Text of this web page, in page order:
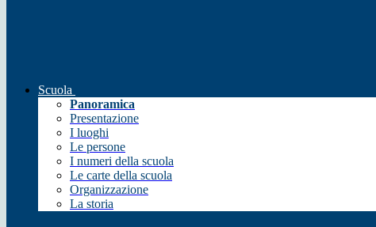
Scuola
Panoramica
Presentazione
I luoghi
Le persone
I numeri della scuola
Le carte della scuola
Organizzazione
La storia